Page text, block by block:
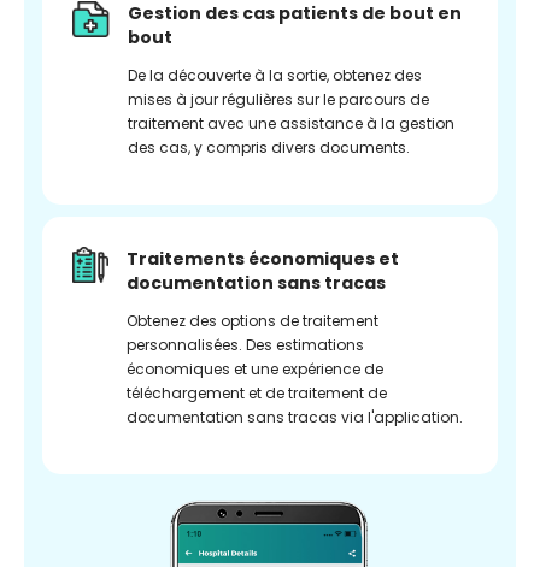
Gestion des cas patients de bout en
bout
De la découverte à la sortie, obtenez des
mises à jour régulières sur le parcours de
traitement avec une assistance à la gestion
des cas, y compris divers documents.
Traitements économiques et
documentation sans tracas
Obtenez des options de traitement
personnalisées. Des estimations
économiques et une expérience de
téléchargement et de traitement de
documentation sans tracas via l'application.